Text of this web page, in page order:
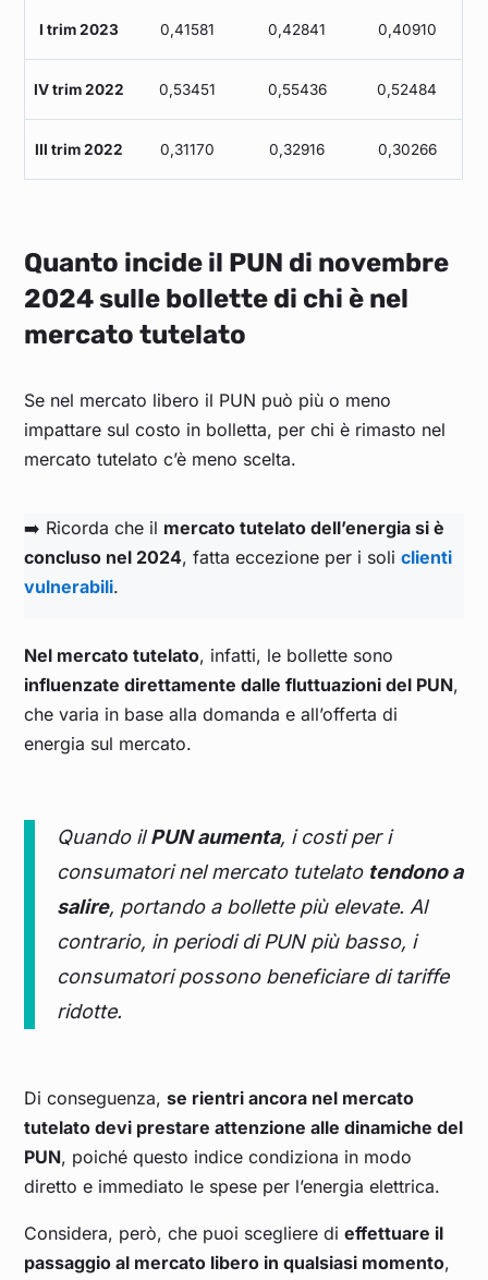
I trim 2023 0,41581 0,42841 0,40910
IV trim 2022 0,53451 0,55436 0,52484
III trim 2022 0,31170 0,32916 0,30266
Quanto incide il PUN di novembre
2024 sulle bollette di chi è nel
mercato tutelato
Se nel mercato libero il PUN può più o meno
impattare sul costo in bolletta, per chi è rimasto nel
mercato tutelato c’è meno scelta.
➡️ Ricorda che il mercato tutelato dell’energia si è
concluso nel 2024, fatta eccezione per i soliclienti
vulnerabili.
Nel mercato tutelato, infatti, le bollette sono
influenzate direttamente dalle fluttuazioni del PUN,
che varia in base alla domanda e all’offerta di
energia sul mercato.
Quando ilPUN aumenta, i costi per i
consumatori nel mercato tutelato tendono a
salire, portando a bollette più elevate. Al
contrario, in periodi di PUN più basso, i
consumatori possono beneficiare di tariffe
ridotte.
Di conseguenza,se rientri ancora nel mercato
tutelato devi prestare attenzione alle dinamiche del
PUN, poiché questo indice condiziona in modo
diretto e immediato le spese per l’energia elettrica.
Considera, però, che puoi scegliere dieffettuare il
passaggio al mercato libero in qualsiasi momento,